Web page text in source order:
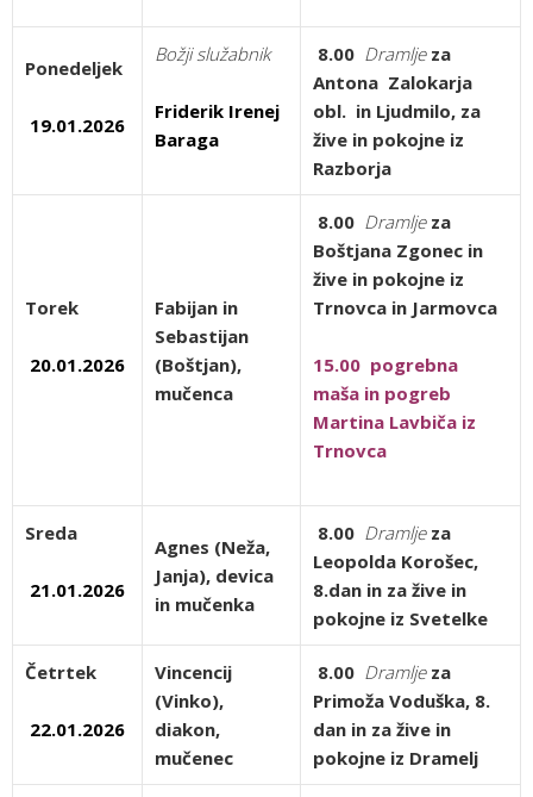
Ponedeljek
19.01.2026
Božji služabnik
Friderik Irenej
Baraga
8.00 Dramlje za
Antona Zalokarja
obl. in Ljudmilo, za
žive in pokojne iz
Razborja
Torek
20.01.2026
Fabijan in
Sebastijan
(Boštjan),
mučenca
8.00 Dramlje za
Boštjana Zgonec in
žive in pokojne iz
Trnovca in Jarmovca
15.00 pogrebna
maša in pogreb
Martina Lavbiča iz
Trnovca
Sreda
21.01.2026
Agnes (Neža,
Janja), devica
in mučenka
8.00 Dramljeza
Leopolda Korošec,
8.dan in za žive in
pokojne iz Svetelke
Četrtek
22.01.2026
Vincencij
(Vinko),
diakon,
mučenec
8.00 Dramlje za
Primoža Voduška, 8.
dan in za žive in
pokojne iz Dramelj